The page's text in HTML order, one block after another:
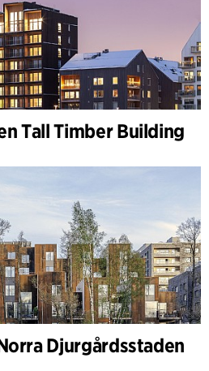
Tall Timber Building
Djurgårdsstaden